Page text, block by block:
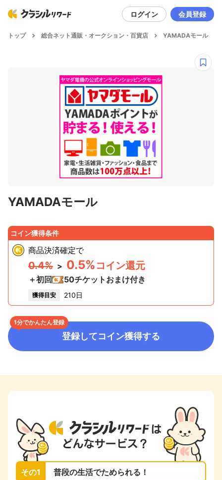
ログイン 会員登録
トップ 総合ネット通販・オークション・百貨店 YAMADAモール
YAMADAモール
コイン獲得条件
商品決済確定で
0.4% > 0.5% コイン還元
＋初回 50チケットおまけ付き
獲得目安 210日
1分でかんたん登録
登録してコイン獲得する
その1 普段の生活でためられる！